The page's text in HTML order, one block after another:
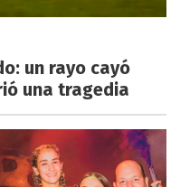
un rayo cayó
una tragedia